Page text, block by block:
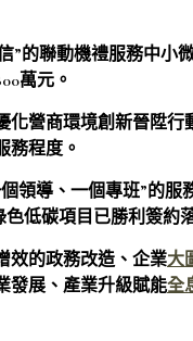
”的聯動機禮服務中
萬元。
營商環境創新晉陞行
務程度。
領導、一個專班”的服
色低碳項目已勝利簽約
效的政務改造、企業大
發展、產業升級賦能全